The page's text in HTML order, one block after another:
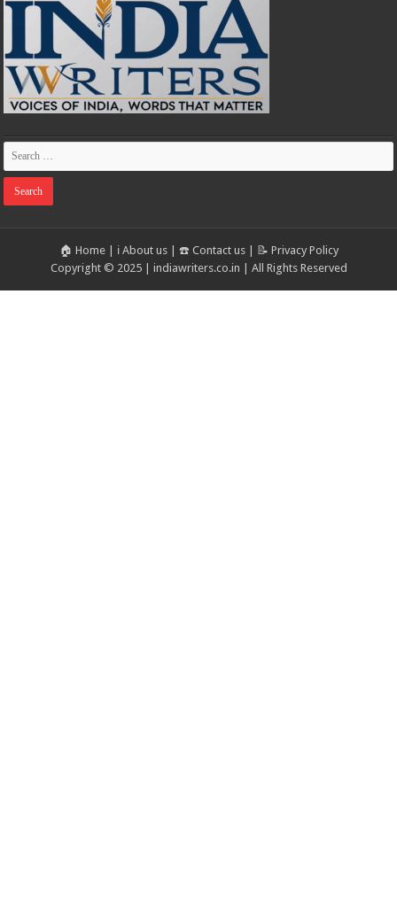
🏠 Home| ℹ️ About us| ☎️ Contact us|
📝 Privacy Policy
Copyright © 2025 | indiawriters.co.in | All Rights Reserved